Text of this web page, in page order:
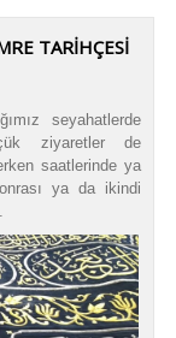
TARİHÇESİ
seyahatlerde
ziyaretler de
saatlerinde ya
ya da ikindi